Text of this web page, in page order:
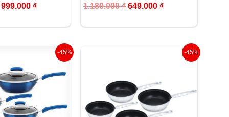
999.000 ₫
Được xếp
hạng
1.180.000₫ 649.000 ₫
-45%
Khoảng
386.000 ₫
-45%
Khoảng
đến
365.000 ₫